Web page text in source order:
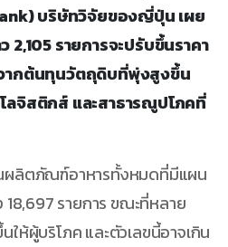
บริษัทวิจัยของญี่ปุ่น เผย
2,105 รายการจะปรับขึ้นราคา
ากต้นทุนวัตถุดิบที่พุ่งสูงขึ้น
ลจิสติกส์ และสาธารณูปโภคที่
ผลิตภัณฑ์อาหารทั้งหมดที่มีแผน
รายการ ขณะที่หลาย
ห้ผู้บริโภค และตัวเลขนี้อาจเกิน